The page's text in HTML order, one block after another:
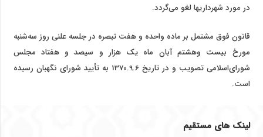
در مورد شهرداریها لغو می‌گردد.
‌قانون فوق مشتمل بر ماده واحده و هفت تبصره در جلسه علنی روز سه‌شنبه
مورخ بیست وهشتم آبان ماه یک هزار و سیصد و هفتاد مجلس
شورای‌اسلامی تصویب و در تاریخ 1370.9.6 به تأیید شورای نگهبان رسیده
است.
لینک های مستقیم